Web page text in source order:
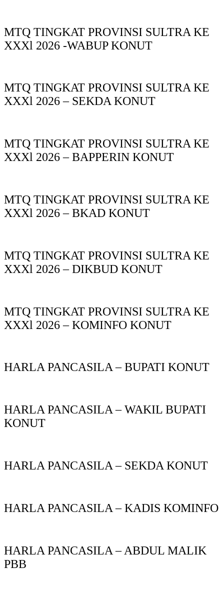
MTQ TINGKAT PROVINSI SULTRA KE
XXXl 2026 -WABUP KONUT
MTQ TINGKAT PROVINSI SULTRA KE
XXXl 2026 – SEKDA KONUT
MTQ TINGKAT PROVINSI SULTRA KE
XXXl 2026 – BAPPERIN KONUT
MTQ TINGKAT PROVINSI SULTRA KE
XXXl 2026 – BKAD KONUT
MTQ TINGKAT PROVINSI SULTRA KE
XXXl 2026 – DIKBUD KONUT
MTQ TINGKAT PROVINSI SULTRA KE
XXXl 2026 – KOMINFO KONUT
HARLA PANCASILA – BUPATI KONUT
HARLA PANCASILA – WAKIL BUPATI
KONUT
HARLA PANCASILA – SEKDA KONUT
HARLA PANCASILA – KADIS KOMINFO
HARLA PANCASILA – ABDUL MALIK
PBB